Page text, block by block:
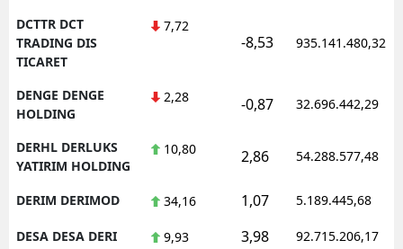
DCTTR DCT
TRADING DIS
TICARET
7,72
-8,53 935.141.480,32
DENGE DENGE
HOLDING
2,28 -0,87 32.696.442,29
DERHL DERLUKS
YATIRIM HOLDING
10,80 2,86 54.288.577,48
DERIM DERIMOD 34,16 1,07 5.189.445,68
DESA DESA DERI 9,93 3,98 92.715.206,17